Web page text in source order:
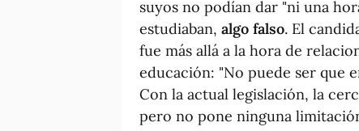
suyos no podían dar "ni una
estudiaban, algo falso. El
fue más allá a la hora de
educación: "No puede ser que
Con la actual legislación, la
pero no pone ninguna